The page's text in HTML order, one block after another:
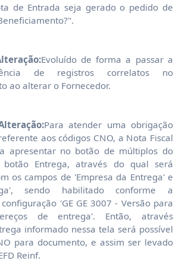
de Entrada seja gerado o pedido de
Evoluído de forma a passar a
de registros correlatos no
ao alterar o Fornecedor.
Para atender uma obrigação
aos códigos CNO, a Nota Fiscal
apresentar no botão de múltiplos do
Entrega, através do qual será
os campos de 'Empresa da Entrega' e
sendo habilitado conforme a
'GE GE 3007 - Versão para
de entrega'. Então, através
informado nessa tela será possível
para documento, e assim ser levado
Reinf.